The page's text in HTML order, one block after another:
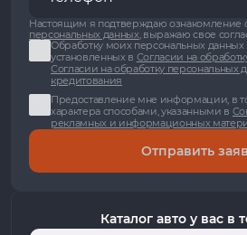
Настоящим я подтверждаю ознакомление
персональных данных, выражаю свое
Обработку моих персональных
установленных в Согласии на
Согласии на обработку персональных
кредитования
Предоставление мне информации, в
характера способами, указанными в
рекламных и информационных
Отправить
Каталог авто у вас в